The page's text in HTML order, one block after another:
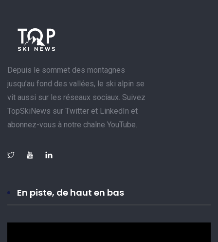
Depuis le sommet des montagnes
jusqu’au fond des vallées, le ski alpin se
vit aussi sur les réseaux sociaux. Suivez
TopSkiNews sur Twitter et LinkedIn et
abonnez-vous à notre chaîne YouTube.
En piste, de haut en bas